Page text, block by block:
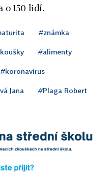
o 150 lidí.
#známka
#alimenty
#koronavirus
Jana #Plaga Robert